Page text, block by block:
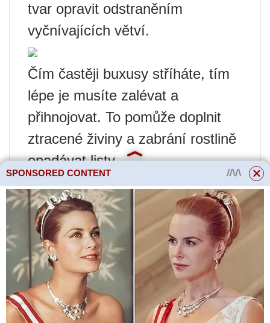
tvar opravit odstraněním
vyčnívajících větví.
Čím častěji buxusy stříháte, tím
lépe je musíte zalévat a
přihnojovat. To pomůže doplnit
ztracené živiny a zabrání rostlině
opadávat listy.
SPONSORED CONTENT